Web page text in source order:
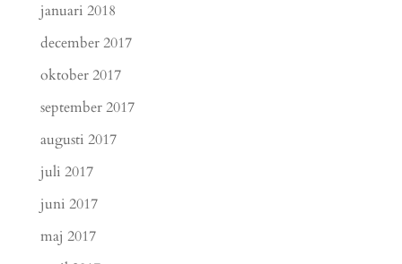
januari 2018
december 2017
oktober 2017
september 2017
augusti 2017
juli 2017
juni 2017
maj 2017